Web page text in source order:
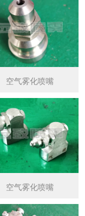
空气雾化喷嘴
空气雾化喷嘴